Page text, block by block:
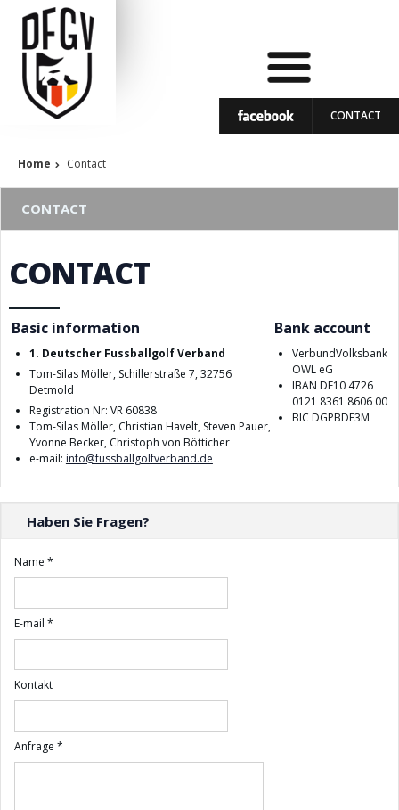
CONTACT
Home Contact
CONTACT
CONTACT
Basic information
1. Deutscher Fussballgolf Verband
Tom-Silas Möller, Schillerstraße 7, 32756
Detmold
Registration Nr: VR 60838
Tom-Silas Möller, Christian Havelt, Steven Pauer,
Yvonne Becker, Christoph von Bötticher
e-mail: info@fussballgolfverband.de
Bank account
VerbundVolksbank
OWL eG
IBAN DE10 4726
0121 8361 8606 00
BIC DGPBDE3M
Haben Sie Fragen?
Name *
E-mail *
Kontakt
Anfrage *